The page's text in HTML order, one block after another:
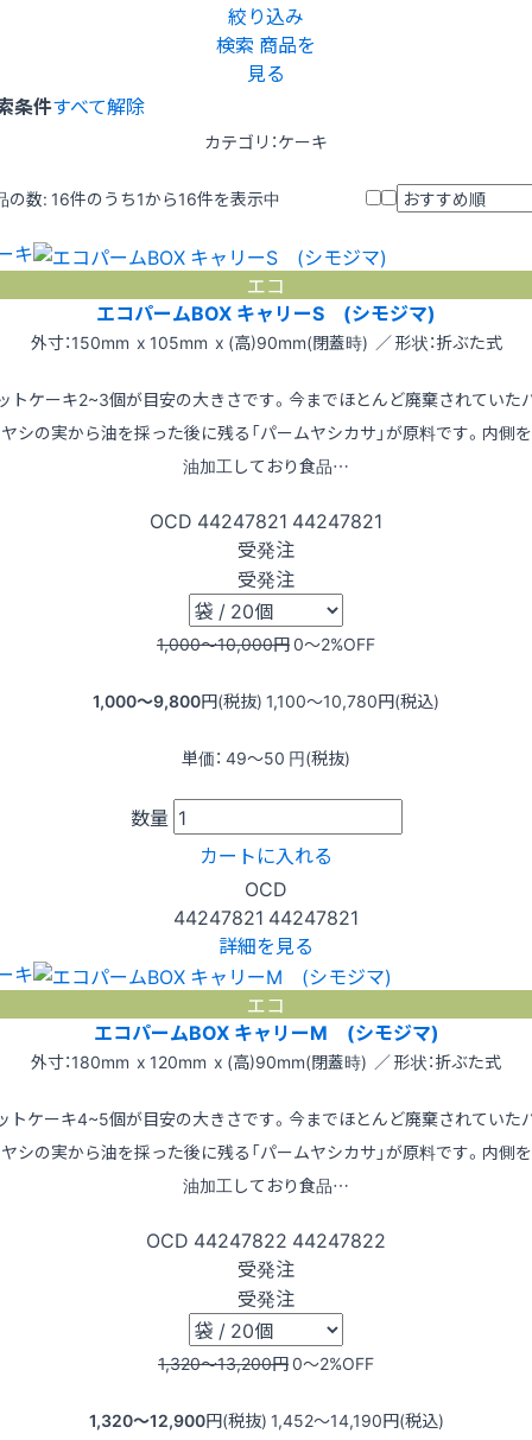
絞り込み
検索 商品を
見る
条件すべて解除
カテゴリ：ケーキ
の数: 16件のうち1から16件を表示中
キ
エコ
エコパームBOX キャリーS (シモジマ)
外寸：150mm x 105mm x (高)90mm(閉蓋時) ／ 形状：折ぶた式
トケーキ2~3個が目安の大きさです。今までほとんど廃棄されていた
シの実から油を採った後に残る「パームヤシカサ」が原料です。内側
油加工しており食品…
OCD 44247821 44247821
受発注
受発注
1,000〜10,000円0〜2%OFF
1,000〜9,800円(税抜) 1,100〜10,780円(税込)
単価： 49〜50 円(税抜)
数量
カートに入れる
OCD
44247821 44247821
詳細を見る
キ
エコ
エコパームBOX キャリーM (シモジマ)
外寸：180mm x 120mm x (高)90mm(閉蓋時) ／ 形状：折ぶた式
トケーキ4~5個が目安の大きさです。今までほとんど廃棄されていた
シの実から油を採った後に残る「パームヤシカサ」が原料です。内側
油加工しており食品…
OCD 44247822 44247822
受発注
受発注
1,320〜13,200円0〜2%OFF
1,320〜12,900円(税抜) 1,452〜14,190円(税込)